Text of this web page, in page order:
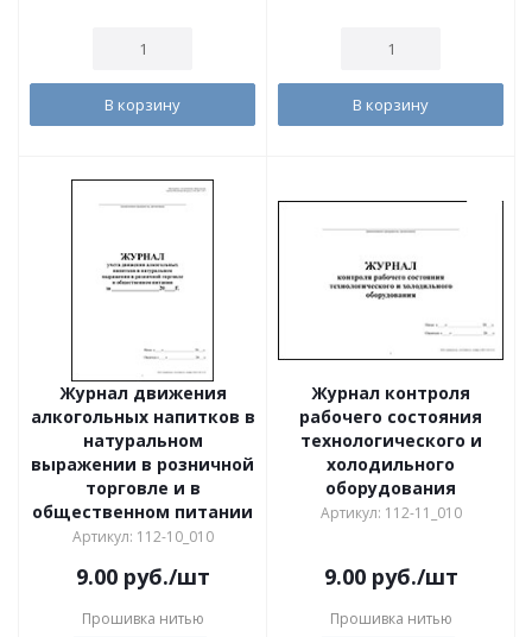
В корзину В корзину
Журнал движения
алкогольных напитков в
натуральном
выражении в розничной
торговле и в
общественном питании
Артикул: 112-10_010
9.00руб./шт
Прошивка нитью
Журнал контроля
рабочего состояния
технологического и
холодильного
оборудования
Артикул: 112-11_010
9.00руб./шт
Прошивка нитью